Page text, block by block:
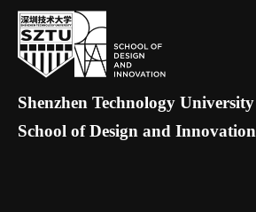
Shenzhen Technology University
School of Design and Innovation